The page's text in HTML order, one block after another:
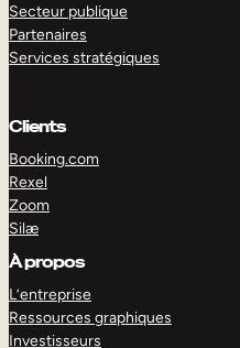
Secteur publique
Partenaires
Services stratégiques
Clients
Booking.com
Rexel
Zoom
Silæ
À propos
L’entreprise
Ressources graphiques
Investisseurs